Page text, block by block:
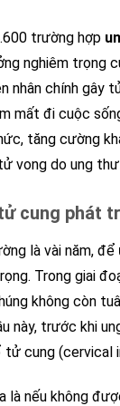
trường hợp
nghiêm trọng
nhân chính gây
mất đi cuộc
tăng cường
vong do ung
cung phát
là vài năm, để
Trong giai
không còn
này, trước khi
cung
nếu không